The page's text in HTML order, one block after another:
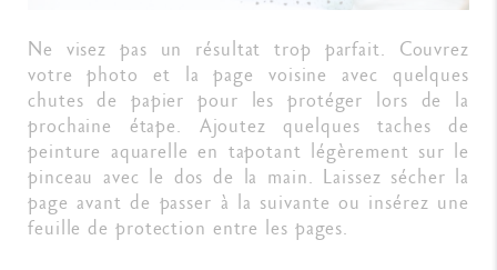
Ne visez pas un résultat trop parfait. Couvrez
votre photo et la page voisine avec quelques
chutes de papier pour les protéger lors de la
prochaine étape. Ajoutez quelques taches de
peinture aquarelle en tapotant légèrement sur le
pinceau avec le dos de la main. Laissez sécher la
page avant de passer à la suivante ou insérez une
feuille de protection entre les pages.